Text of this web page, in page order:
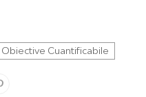
Obiective Cuantificabile